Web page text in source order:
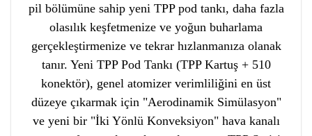
pil bölümüne sahip yeni TPP pod tankı, daha fazla
olasılık keşfetmenize ve yoğun buharlama
gerçekleştirmenize ve tekrar hızlanmanıza olanak
tanır. Yeni TPP Pod Tankı (TPP Kartuş + 510
konektör), genel atomizer verimliliğini en üst
düzeye çıkarmak için "Aerodinamik Simülasyon"
ve yeni bir "İki Yönlü Konveksiyon" hava kanalı